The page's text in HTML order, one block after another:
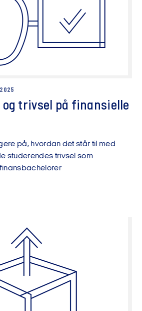
trivsel på finansielle
på, hvordan det står til med
studerendes trivsel som